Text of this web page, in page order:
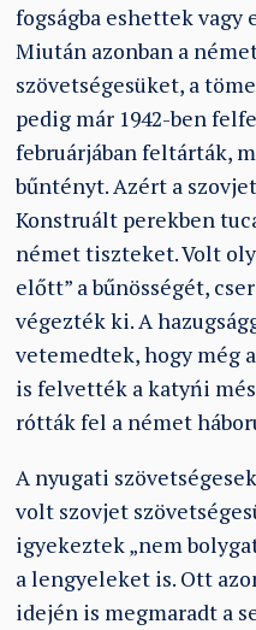
fogságba eshettek
Miután azonban a
szövetségesüket, a
pedig már 1942-ben
februárjában feltárták,
bűntényt. Azért a
Konstruált perekben
német tiszteket. Volt
előtt” a bűnösségét,
végezték ki. A
vetemedtek, hogy még
is felvették a katyńi
rótták fel a német
A nyugati
volt szovjet
igyekeztek „nem
a lengyeleket is. Ott
idején is megmaradt a